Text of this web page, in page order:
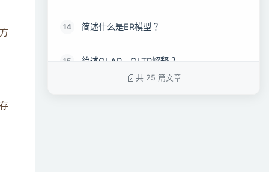
14 简述什么是ER模型 ？
15 简述OLAP、OLTP解释 ？
共 25 篇文章